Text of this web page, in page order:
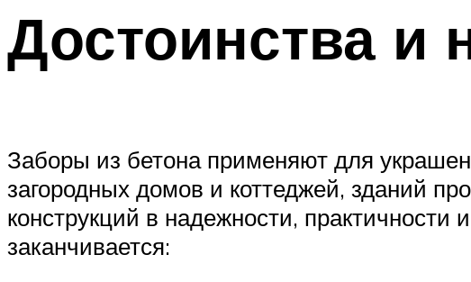
Достоинства и
Заборы из бетона применяют для
загородных домов и коттеджей, зданий
конструкций в надежности,
заканчивается: